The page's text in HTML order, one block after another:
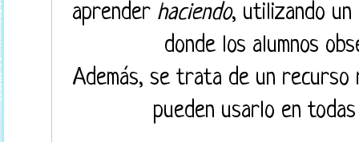
aprender haciendo, utilizando un
donde los alumnos
Además, se trata de un
pueden usarlo en